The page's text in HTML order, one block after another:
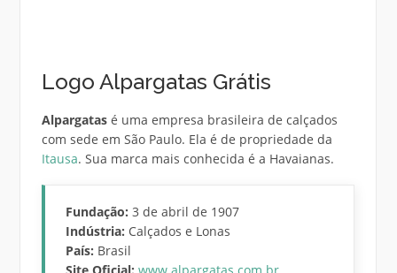
Logo Alpargatas Grátis
Alpargatasé uma empresa brasileira de calçados
com sede em São Paulo. Ela é de propriedade da
Itausa. Sua marca mais conhecida é a Havaianas.
Fundação: 3 de abril de 1907
Indústria: Calçados e Lonas
País: Brasil